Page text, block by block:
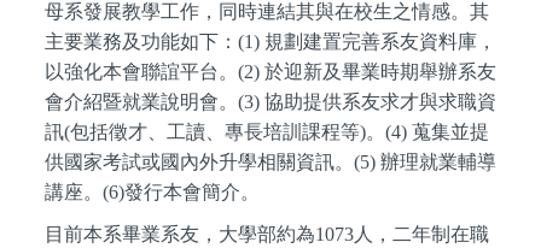
母系發展教學工作，同時連結其與在校生之情感。其
主要業務及功能如下：(1) 規劃建置完善系友資料庫，
以強化本會聯誼平台。(2) 於迎新及畢業時期舉辦系友
會介紹暨就業說明會。(3) 協助提供系友求才與求職資
訊(包括徵才、工讀、專長培訓課程等)。(4) 蒐集並提
供國家考試或國內外升學相關資訊。(5) 辦理就業輔導
講座。(6)發行本會簡介。
目前本系畢業系友，大學部約為1073人，二年制在職